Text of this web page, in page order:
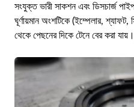
সংযুক্ত ভারী সাকশন এবং ডিসচার্জ
ঘূর্ণায়মান অংশটিকে (ইম্পেলার, শ্যাফট,
থেকে পেছনের দিকে টেনে বের করা